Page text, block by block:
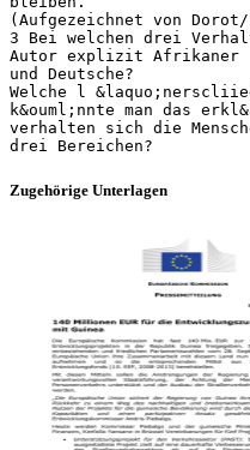
(Aufgezeichnet von
3 Bei welchen drei
Autor explizit Afrikaner
und Deutsche?
Welche l
k&ouml;nnte man das
verhalten sich die
Zugehörige Unterlagen